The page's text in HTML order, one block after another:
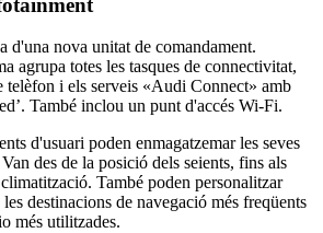
d'una nova unitat de comandament.
agrupa totes les tasques de connectivitat,
telèfon i els serveis «Audi Connect» amb
També inclou un punt d'accés Wi-Fi.
d'usuari poden enmagatzemar les seves
des de la posició dels seients, fins als
També poden personalitzar
destinacions de navegació més freqüents
més utilitzades.